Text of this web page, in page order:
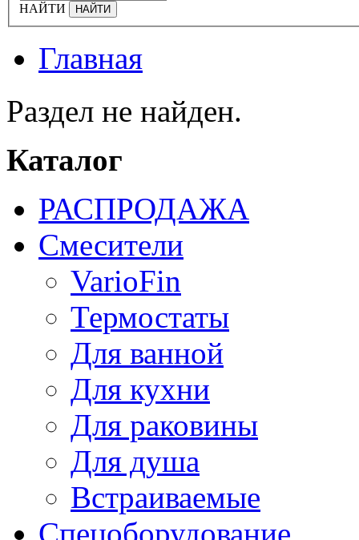
НАЙТИ
Главная
Раздел не найден.
Каталог
РАСПРОДАЖА
Смесители
VarioFin
Термостаты
Для ванной
Для кухни
Для раковины
Для душа
Встраиваемые